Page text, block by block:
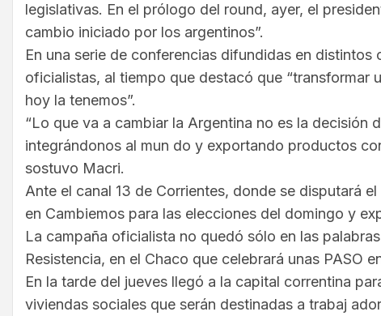
legislativas. En el prólogo del round, ayer, el
cambio iniciado por los argentinos”.
En una serie de conferencias difundidas en
oficialistas, al tiempo que destacó que “transformar
hoy la tenemos”.
“Lo que va a cambiar la Argentina no es la decisión
integrándonos al mun do y exportando productos
sostuvo Macri.
Ante el canal 13 de Corrientes, donde se disputará
en Cambiemos para las elecciones del domingo y
La campaña oficialista no quedó sólo en las
Resistencia, en el Chaco que celebrará unas PASO
En la tarde del jueves llegó a la capital correntina
viviendas sociales que serán destinadas a trabaj